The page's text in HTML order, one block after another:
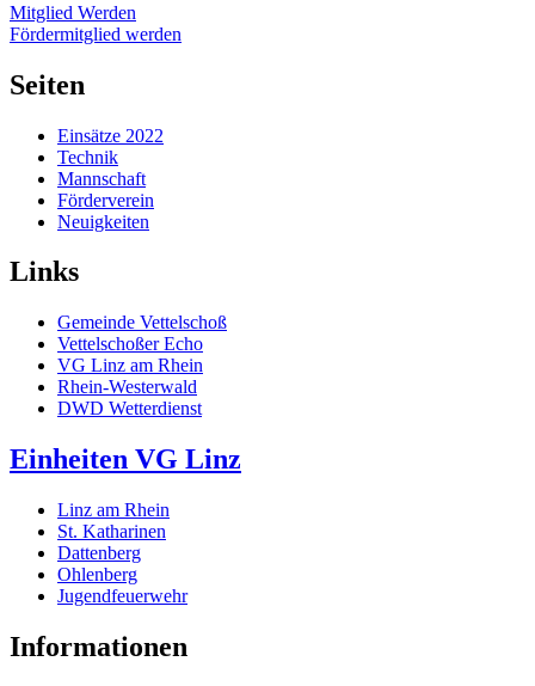
Mitglied Werden
Fördermitglied werden
Seiten
Einsätze 2022
Technik
Mannschaft
Förderverein
Neuigkeiten
Links
Gemeinde Vettelschoß
Vettelschoßer Echo
VG Linz am Rhein
Rhein-Westerwald
DWD Wetterdienst
Einheiten VG Linz
Linz am Rhein
St. Katharinen
Dattenberg
Ohlenberg
Jugendfeuerwehr
Informationen